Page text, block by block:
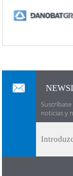
noticias y